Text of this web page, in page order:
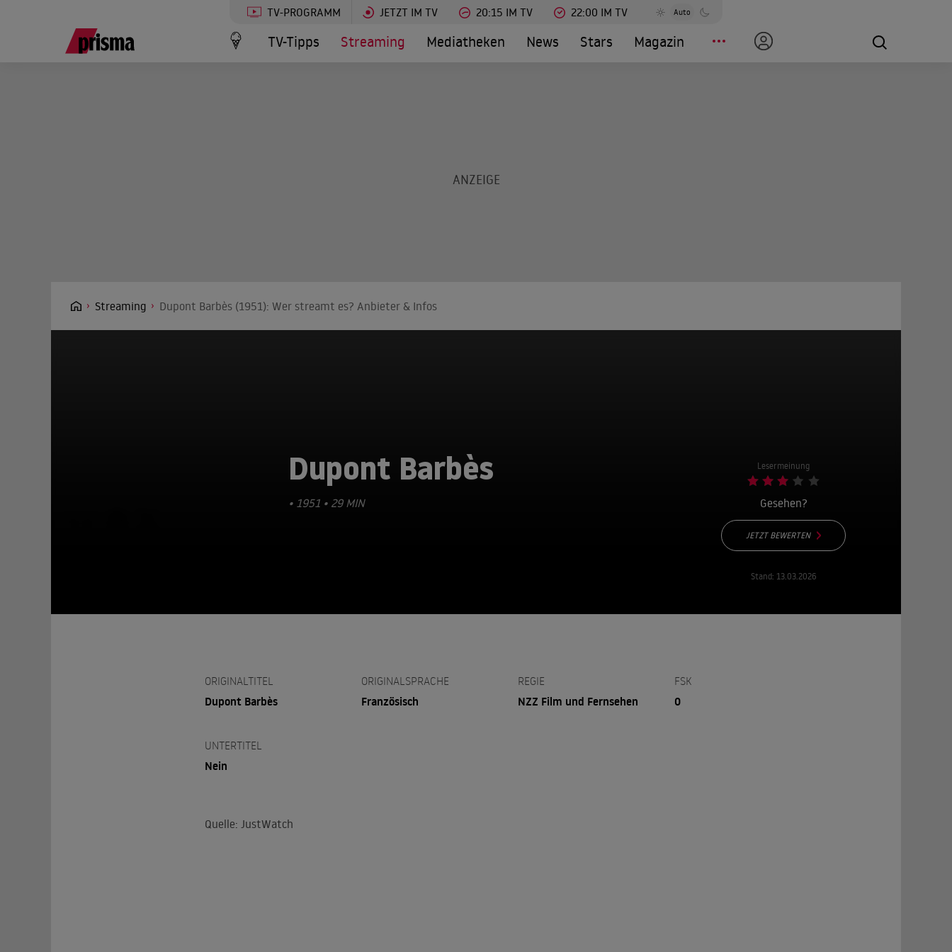
TV-PROGRAMM JETZT IM TV 20:15 IM TV 22:00 IM TV Auto
TV-Tipps Streaming Mediatheken News Stars Magazin
Streaming Dupont Barbès (1951): Wer streamt es? Anbieter & Infos
Dupont Barbès
• 1951 • 29 MIN
Lesermeinung
Gesehen?
JETZT BEWERTEN
Stand: 13.03.2026
ORIGINALTITEL
Dupont Barbès
ORIGINALSPRACHE
Französisch
REGIE
NZZ Film und Fernsehen
FSK
0
UNTERTITEL
Nein
Quelle: JustWatch